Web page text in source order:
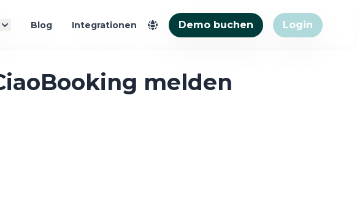
Blog Integrationen Demo buchen Login
melden